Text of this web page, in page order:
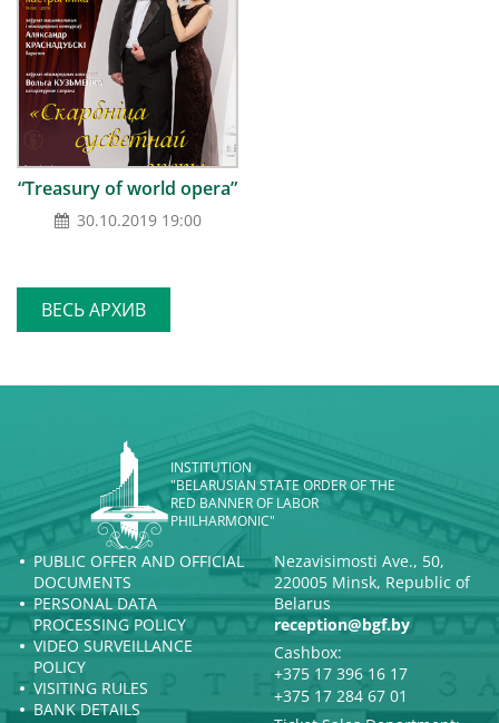
“Treasury of world opera”
30.10.2019 19:00
ВЕСЬ АРХИВ
INSTITUTION
"BELARUSIAN STATE ORDER OF THE
RED BANNER OF LABOR
PHILHARMONIC"
PUBLIC OFFER AND OFFICIAL
DOCUMENTS
PERSONAL DATA
PROCESSING POLICY
VIDEO SURVEILLANCE
POLICY
VISITING RULES
BANK DETAILS
Nezavisimosti Ave., 50,
220005 Minsk, Republic of
Belarus
reception@bgf.by
Cashbox:
+375 17 396 16 17
+375 17 284 67 01